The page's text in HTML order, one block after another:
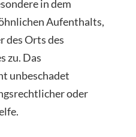
in dem
Aufenthalts,
des Orts des
zu. Das
unbeschadet
oder